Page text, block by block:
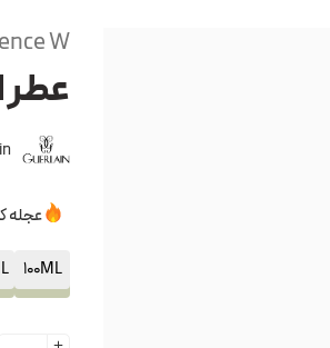
W
عطر
عجله کن! 8 نفر این محصول رو به
100ML